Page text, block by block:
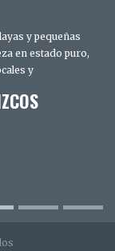
y pequeñas
en estado puro,
y